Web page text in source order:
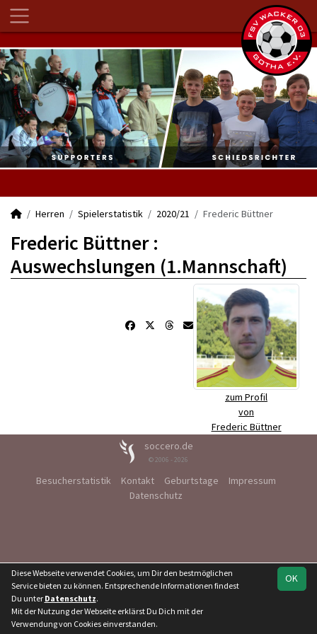
Herren Spielerstatistik 2020/21 Frederic Büttner
Frederic Büttner :
Auswechslungen (1.Mannschaft)
zum Profil
von
Frederic Büttner
soccero.de
© 2006 - 2026
Besucherstatistik Kontakt Geburtstage
Impressum
Datenschutz
OK
Diese Webseite verwendet Cookies, um Dir den bestmöglichen
Service bieten zu können. Entsprechende Informationen findest
Du unter Datenschutz.
Mit der Nutzung der Webseite erklärst Du Dich mit der
Verwendung von Cookies einverstanden.